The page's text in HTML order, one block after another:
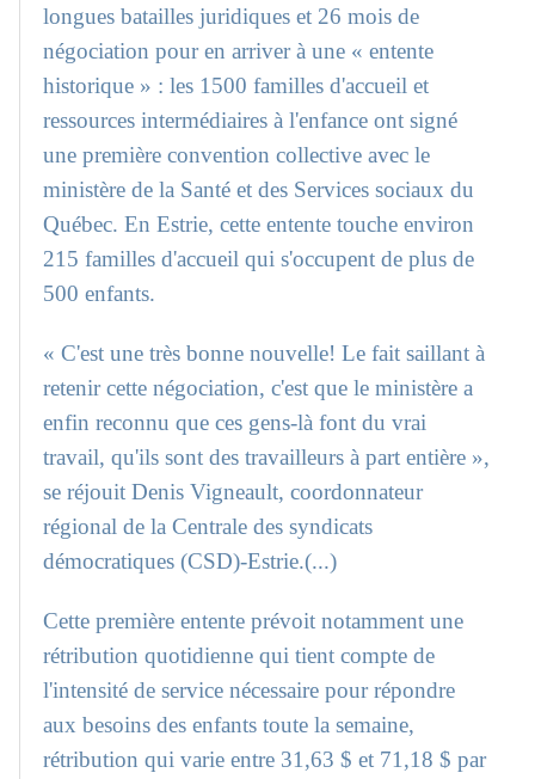
longues batailles juridiques et 26 mois de
négociation pour en arriver à une « entente
historique » : les 1500 familles d'accueil et
ressources intermédiaires à l'enfance ont signé
une première convention collective avec le
ministère de la Santé et des Services sociaux du
Québec. En Estrie, cette entente touche environ
215 familles d'accueil qui s'occupent de plus de
500 enfants.
« C'est une très bonne nouvelle! Le fait saillant à
retenir cette négociation, c'est que le ministère a
enfin reconnu que ces gens-là font du vrai
travail, qu'ils sont des travailleurs à part entière »,
se réjouit Denis Vigneault, coordonnateur
régional de la Centrale des syndicats
démocratiques (CSD)-Estrie.(...)
Cette première entente prévoit notamment une
rétribution quotidienne qui tient compte de
l'intensité de service nécessaire pour répondre
aux besoins des enfants toute la semaine,
rétribution qui varie entre 31,63 $ et 71,18 $ par